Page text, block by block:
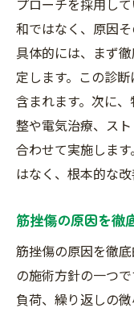
和ではなく、原因そ
具体的には、まず
定します。この診
含まれます。次に
整や電気治療、ス
合わせて実施しま
はなく、根本的な改
筋挫傷の原因を徹
筋挫傷の原因を徹
の施術方針の一つ
負荷、繰り返しの